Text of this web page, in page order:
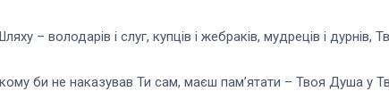
– володарів і слуг, купців і жебраків, мудреців і
кому би не наказував Ти сам, маєш пам’ятати – Твоя Душа у